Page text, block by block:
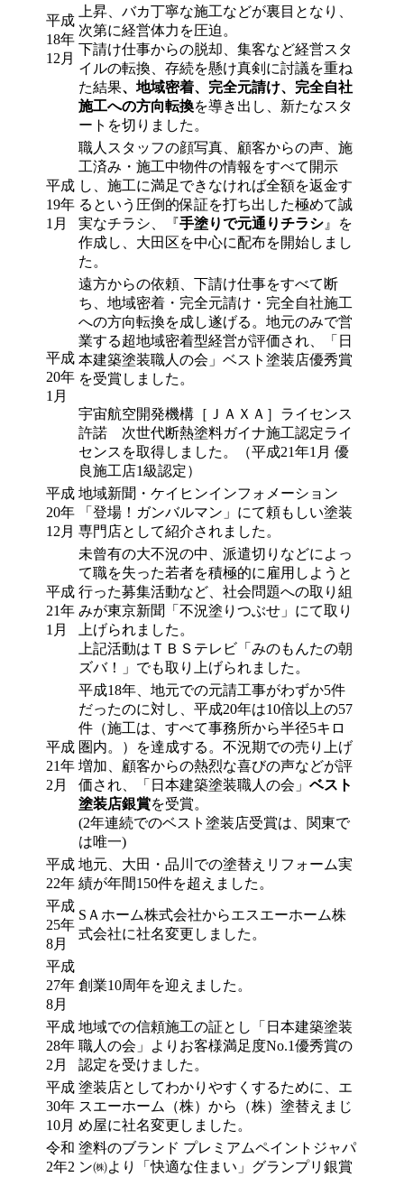
平成
18年
12月
上昇、バカ丁寧な施工などが裏目となり、
次第に経営体力を圧迫。
下請け仕事からの脱却、集客など経営スタ
イルの転換、存続を懸け真剣に討議を重ね
た結果、地域密着、完全元請け、完全自社
施工への方向転換を導き出し、新たなスタ
ートを切りました。
平成
19年
1月
職人スタッフの顔写真、顧客からの声、施
工済み・施工中物件の情報をすべて開示
し、施工に満足できなければ全額を返金す
るという圧倒的保証を打ち出した極めて誠
実なチラシ、『手塗りで元通りチラシ』を
作成し、大田区を中心に配布を開始しまし
た。
平成
20年
1月
遠方からの依頼、下請け仕事をすべて断
ち、地域密着・完全元請け・完全自社施工
への方向転換を成し遂げる。地元のみで営
業する超地域密着型経営が評価され、「日
本建築塗装職人の会」ベスト塗装店優秀賞
を受賞しました。
宇宙航空開発機構［ＪＡＸＡ］ライセンス
許諾 次世代断熱塗料ガイナ施工認定ライ
センスを取得しました。（平成21年1月 優
良施工店1級認定）
平成
20年
12月
地域新聞・ケイヒンインフォメーション
「登場！ガンバルマン」にて頼もしい塗装
専門店として紹介されました。
平成
21年
1月
未曾有の大不況の中、派遣切りなどによっ
て職を失った若者を積極的に雇用しようと
行った募集活動など、社会問題への取り組
みが東京新聞「不況塗りつぶせ」にて取り
上げられました。
上記活動はＴＢＳテレビ「みのもんたの朝
ズバ！」でも取り上げられました。
平成
21年
2月
平成18年、地元での元請工事がわずか5件
だったのに対し、平成20年は10倍以上の57
件（施工は、すべて事務所から半径5キロ
圏内。）を達成する。不況期での売り上げ
増加、顧客からの熱烈な喜びの声などが評
価され、「日本建築塗装職人の会」 ベスト
塗装店銀賞を受賞。
(2年連続でのベスト塗装店受賞は、関東で
は唯一)
平成
22年
地元、大田・品川での塗替えリフォーム実
績が年間150件を超えました。
平成
25年
8月
SＡホーム株式会社からエスエーホーム株
式会社に社名変更しました。
平成
27年
8月
創業10周年を迎えました。
平成
28年
2月
地域での信頼施工の証とし「日本建築塗装
職人の会」よりお客様満足度No.1優秀賞の
認定を受けました。
平成
30年
10月
塗装店としてわかりやすくするために、エ
スエーホーム（株）から（株）塗替えまじ
め屋に社名変更しました。
令和
2年2
塗料のブランド プレミアムペイントジャパ
ン㈱より「快適な住まい」グランプリ銀賞